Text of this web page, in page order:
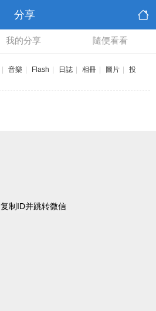
分享
我的分享 隨便看看
音樂 Flash 日誌 相冊 圖片
投
复制ID并跳转微信